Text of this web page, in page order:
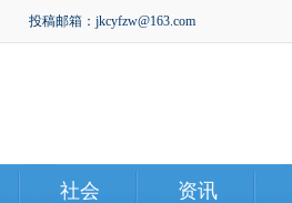
投稿邮箱：jkcyfzw@163.com
社会 资讯